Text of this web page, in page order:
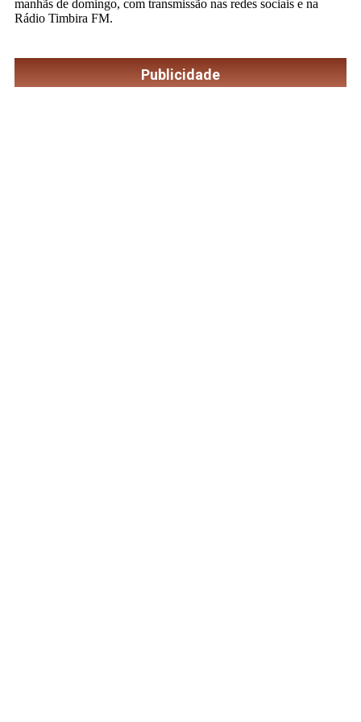
manhãs de domingo, com transmissão nas redes sociais e na
Rádio Timbira FM.
Publicidade